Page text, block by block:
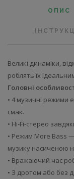
ОПИС
Великі динаміки,
роблять їх
Головні
• 4 музичні режими
смак.
• Hi-Fi-стерео
• Режим More Bass
музику насиченою
• Вражаючий час
• З дротом або без